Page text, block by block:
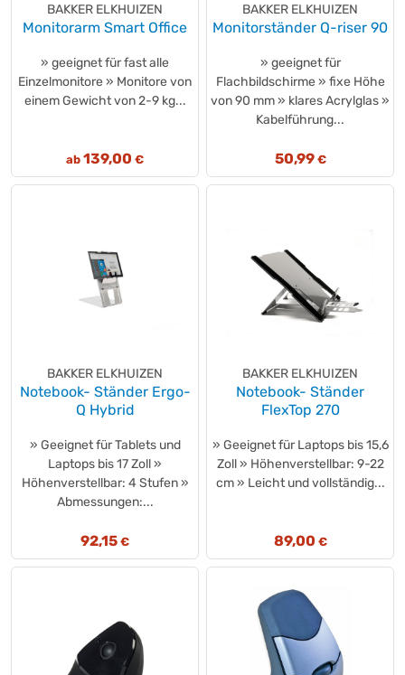
WEDO®(+12)
without brand (+74)
without brand(+1)
Xyron(+1)
Zebra Technologies(+4)
BAKKER ELKHUIZEN
Monitorarm Smart Office
» geeignet für fast alle
Einzelmonitore » Monitore von
einem Gewicht von 2-9 kg...
ab 139,00 €
BAKKER ELKHUIZEN
Monitorständer Q-riser 90
» geeignet für
Flachbildschirme » fixe Höhe
von 90 mm » klares Acrylglas »
Kabelführung...
50,99€
BAKKER ELKHUIZEN
Notebook- Ständer Ergo-
Q Hybrid
» Geeignet für Tablets und
Laptops bis 17 Zoll »
Höhenverstellbar: 4 Stufen »
Abmessungen:...
92,15 €
BAKKER ELKHUIZEN
Notebook- Ständer
FlexTop 270
» Geeignet für Laptops bis 15,6
Zoll » Höhenverstellbar: 9-22
cm » Leicht und vollständig...
89,00 €